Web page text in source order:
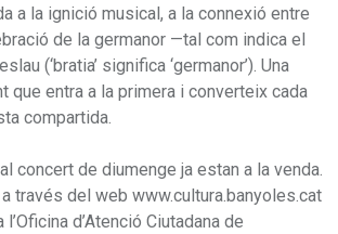
a la ignició musical, a la connexió entre
de la germanor —tal com indica el
(‘bratia’ significa ‘germanor’). Una
que entra a la primera i converteix cada
compartida.
concert de diumenge ja estan a la venda.
través del web www.cultura.banyoles.cat
d’Atenció Ciutadana de